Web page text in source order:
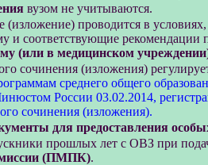
вузом не учитываются.
(изложение) проводится в
и соответствующие
(или в медицинском
сочинения (изложения)
среднего общего
России 03.02.2014,
сочинения (изложения).
для предоставления
прошлых лет с ОВЗ при
(ПМПК).